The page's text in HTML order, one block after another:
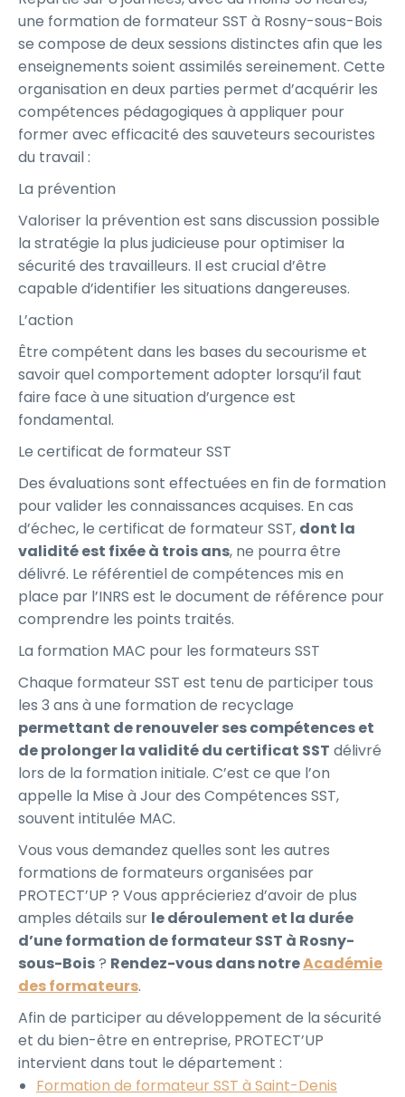
une formation de formateur SST à Rosny-sous-Bois
se compose de deux sessions distinctes afin que les
enseignements soient assimilés sereinement. Cette
organisation en deux parties permet d’acquérir les
compétences pédagogiques à appliquer pour
former avec efficacité des sauveteurs secouristes
du travail :
La prévention
Valoriser la prévention est sans discussion possible
la stratégie la plus judicieuse pour optimiser la
sécurité des travailleurs. Il est crucial d’être
capable d’identifier les situations dangereuses.
L’action
Être compétent dans les bases du secourisme et
savoir quel comportement adopter lorsqu’il faut
faire face à une situation d’urgence est
fondamental.
Le certificat de formateur SST
Des évaluations sont effectuées en fin de formation
pour valider les connaissances acquises. En cas
d’échec, le certificat de formateur SST, dont la
validité est fixée à trois ans, ne pourra être
délivré. Le référentiel de compétences mis en
place par l’INRS est le document de référence pour
comprendre les points traités.
La formation MAC pour les formateurs SST
Chaque formateur SST est tenu de participer tous
les 3 ans à une formation de recyclage
permettant de renouveler ses compétences et
de prolonger la validité du certificat SST délivré
lors de la formation initiale. C’est ce que l’on
appelle la Mise à Jour des Compétences SST,
souvent intitulée MAC.
Vous vous demandez quelles sont les autres
formations de formateurs organisées par
PROTECT’UP ? Vous apprécieriez d’avoir de plus
amples détails sur le déroulement et la durée
d’une formation de formateur SST à Rosny-
sous-Bois? Rendez-vous dans notreAcadémie
des formateurs.
Afin de participer au développement de la sécurité
et du bien-être en entreprise, PROTECT’UP
intervient dans tout le département :
Formation de formateur SST à Saint-Denis